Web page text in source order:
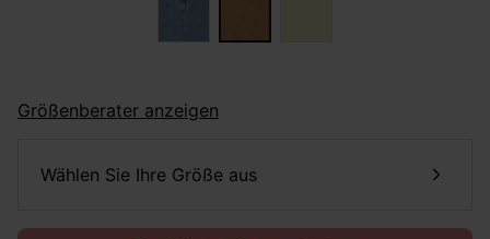
Größenberater anzeigen
Wählen Sie Ihre Größe aus